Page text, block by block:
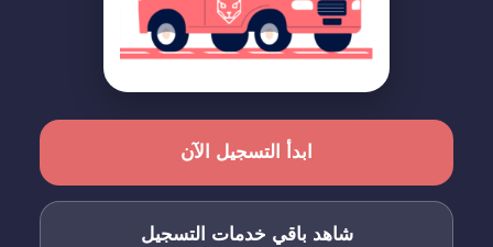
ابدأ التسجيل الآن
شاهد باقي خدمات التسجيل